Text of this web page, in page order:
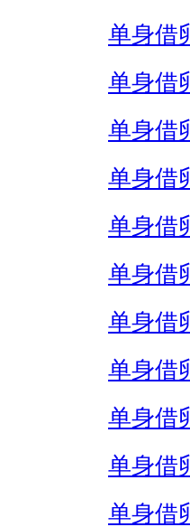
单身借
单身借
单身借
单身借
单身借
单身借
单身借
单身借
单身借
单身借
单身借